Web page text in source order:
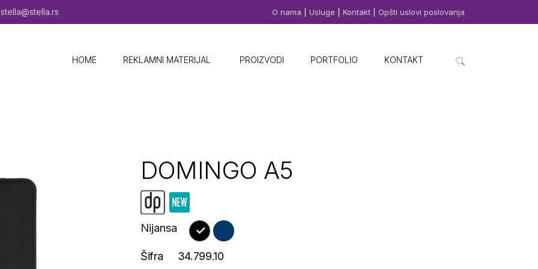
O nama Usluge Kontakt Opšti uslovi poslovanja
HOME REKLAMNI MATERIJAL ​ PROIZVODI PORTFOLIO KONTAKT
DOMINGO A5
Nijansa
Šifra 34.799.10